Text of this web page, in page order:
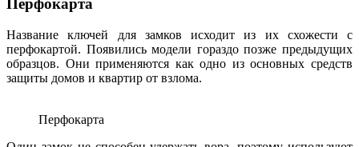
Перфокарта
Название ключей для замков исходит из их схожести с
перфокартой. Появились модели гораздо позже предыдущих
образцов. Они применяются как одно из основных средств
защиты домов и квартир от взлома.
Перфокарта